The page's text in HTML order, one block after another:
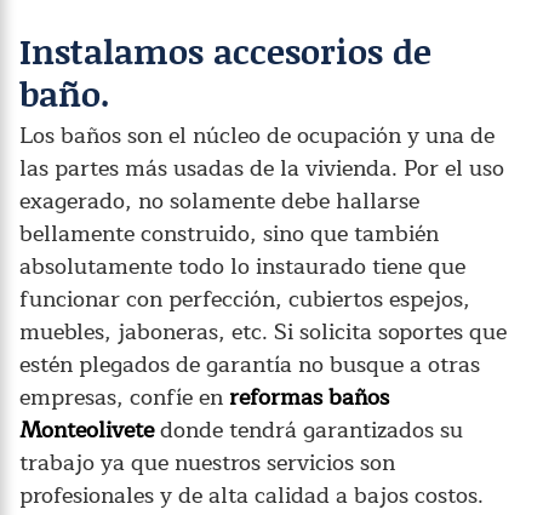
Instalamos accesorios de
baño.
Los baños son el núcleo de ocupación y una de
las partes más usadas de la vivienda. Por el uso
exagerado, no solamente debe hallarse
bellamente construido, sino que también
absolutamente todo lo instaurado tiene que
funcionar con perfección, cubiertos espejos,
muebles, jaboneras, etc. Si solicita soportes que
estén plegados de garantía no busque a otras
empresas, confíe enreformas baños
Monteolivetedonde tendrá garantizados su
trabajo ya que nuestros servicios son
profesionales y de alta calidad a bajos costos.